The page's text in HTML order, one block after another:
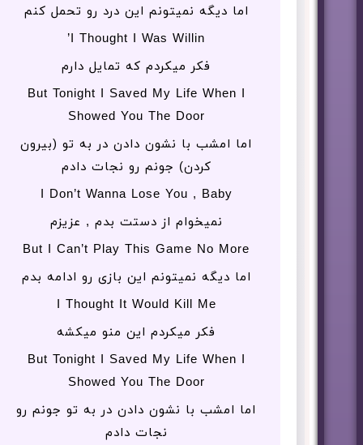
اما دیگه نمیتونم این درد رو تحمل کنم
I Thought I Was Willin’
فکر میکردم که تمایل دارم
But Tonight I Saved My Life When I
Showed You The Door
اما امشب با نشون دادن در به تو (بیرون
کردن) جونم رو نجات دادم
I Don’t Wanna Lose You , Baby
نمیخوام از دستت بدم , عزیزم
But I Can’t Play This Gamе No More
اما دیگه نمیتونم این بازی رو ادامه بدم
I Thought It Would Kill Me
فکر میکردم این منو میکشه
But Tonight I Saved My Lifе When I
Showed You The Door
اما امشب با نشون دادن در به تو جونم رو
نجات دادم